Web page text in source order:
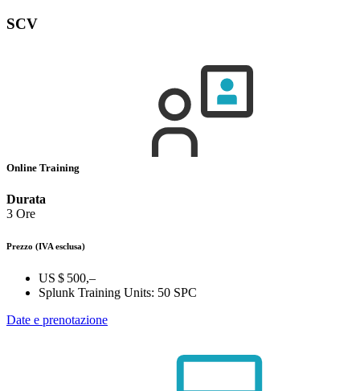
SCV
Online Training
Durata
3 Ore
Prezzo (IVA esclusa)
US $ 500,–
Splunk Training Units: 50 SPC
Date e prenotazione